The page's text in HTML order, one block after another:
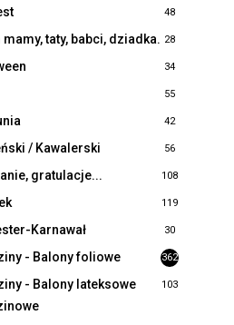
48
mamy, taty, babci, dziadka. 28
34
55
42
/ Kawalerski 56
gratulacje... 108
119
Karnawał 30
- Balony foliowe 362
- Balony lateksowe
103